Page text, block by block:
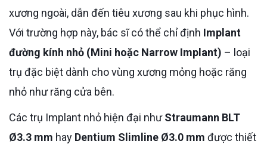
xương ngoài, dẫn đến tiêu xương sau khi phục hình.
Với trường hợp này, bác sĩ có thể chỉ định Implant
đường kính nhỏ (Mini hoặc Narrow Implant) – loại
trụ đặc biệt dành cho vùng xương mỏng hoặc răng
nhỏ như răng cửa bên.
Các trụ Implant nhỏ hiện đại nhưStraumann BLT
Ø3.3 mm hay Dentium Slimline Ø3.0 mm được thiết